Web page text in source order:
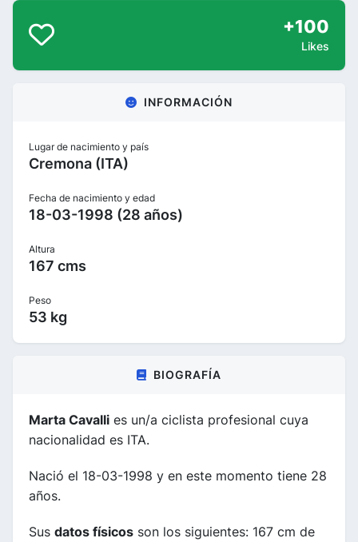
+100
Likes
INFORMACIÓN
Lugar de nacimiento y país
Cremona (ITA)
Fecha de nacimiento y edad
18-03-1998 (28 años)
Altura
167 cms
Peso
53 kg
BIOGRAFÍA
Marta Cavalli es un/a ciclista profesional cuya
nacionalidad es ITA.
Nació el 18-03-1998 y en este momento tiene 28
años.
Sus datos físicos son los siguientes: 167 cm de